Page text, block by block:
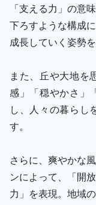
「支える力」の意
下ろすような構成
成長していく姿勢
また、丘や大地を
感」「穏やかさ」
し、人々の暮らし
す。
さらに、爽やかな
ンによって、「開
力」を表現。地域